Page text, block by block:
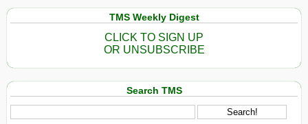
TMS Weekly Digest
CLICK TO SIGN UP
OR UNSUBSCRIBE
Search TMS